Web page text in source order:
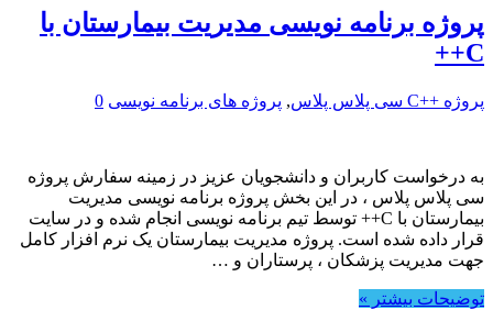
پروژه برنامه نویسی مدیریت بیمارستان با
C++
پروژه ++C سی پلاس پلاس , پروژه های برنامه نویسی 0
به درخواست کاربران و دانشجویان عزیز در زمینه سفارش پروژه
سی پلاس پلاس ، در این بخش پروژه برنامه نویسی مدیریت
بیمارستان با C++ توسط تیم برنامه نویسی انجام شده و در سایت
قرار داده شده است. پروژه مدیریت بیمارستان یک نرم افزار کامل
جهت مدیریت پزشکان ، پرستاران و …
توضیحات بیشتر »